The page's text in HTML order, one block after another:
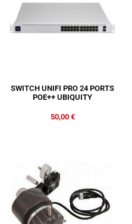
SWITCH UNIFI PRO 24 PORTS
POE++ UBIQUITY
50,00 €